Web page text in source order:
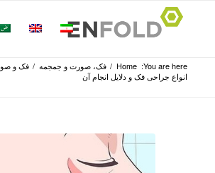
You are here:
Home
/ فک، صورت و جمجمه / فک و
انواع جراحی فک و دلایل انجام آن